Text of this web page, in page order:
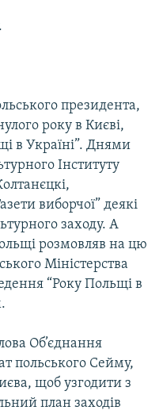
президента,
року в Києві,
в Україні”. Днями
Інституту
виборчої” деякі
заходу. А
розмовляв на цю
Міністерства
“Року Польщі в
Об’єднання
польського Сейму,
щоб узгодити з
план заходів